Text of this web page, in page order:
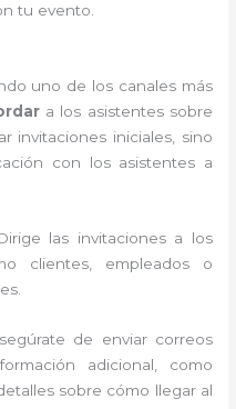
tu evento.
uno de los canales más
a los asistentes sobre
invitaciones iniciales, sino
con los asistentes a
las invitaciones a los
clientes, empleados o
de enviar correos
adicional, como
sobre cómo llegar al